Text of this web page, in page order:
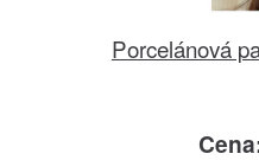
Porcelánová